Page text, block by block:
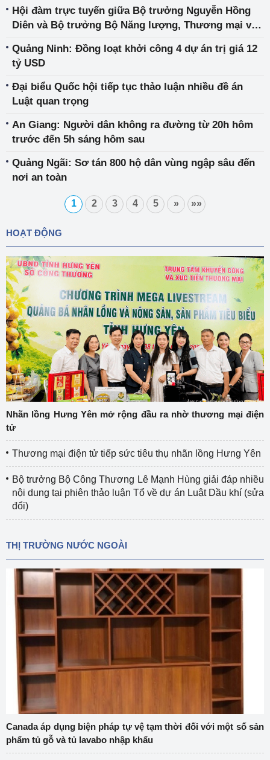
Hội đàm trực tuyến giữa Bộ trưởng Nguyễn Hồng
Diên và Bộ trưởng Bộ Năng lượng, Thương mại và
và Bắc Ireland
Quảng Ninh: Đồng loạt khởi công 4 dự án trị giá 12
tỷ USD
Đại biểu Quốc hội tiếp tục thảo luận nhiều đề án
Luật quan trọng
An Giang: Người dân không ra đường từ 20h hôm
trước đến 5h sáng hôm sau
Quảng Ngãi: Sơ tán 800 hộ dân vùng ngập sâu đến
nơi an toàn
1 2 3 4 5 » »»
HOẠT ĐỘNG
Nhãn lồng Hưng Yên mở rộng đầu ra nhờ thương mại điện
tử
Thương mại điện tử tiếp sức tiêu thụ nhãn lồng Hưng Yên
Bộ trưởng Bộ Công Thương Lê Mạnh Hùng giải đáp nhiều
nội dung tại phiên thảo luận Tổ về dự án Luật Dầu khí (sửa
đổi)
THỊ TRƯỜNG NƯỚC NGOÀI
Canada áp dụng biện pháp tự vệ tạm thời đối với một số sản
phẩm tủ gỗ và tủ lavabo nhập khẩu